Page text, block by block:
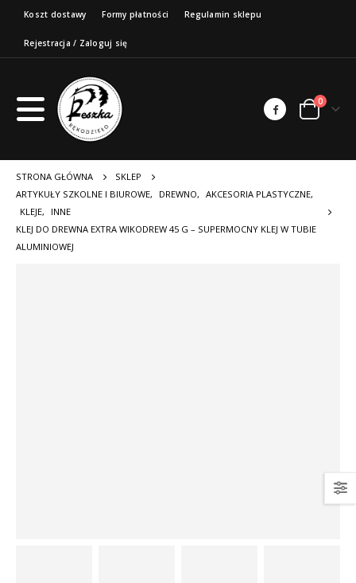
Koszt dostawy Formy płatności Regulamin sklepu
Rejestracja / Zaloguj się
0
STRONA GŁÓWNA
SKLEP
ARTYKUŁY SZKOLNE I BIUROWE, DREWNO, AKCESORIA PLASTYCZNE,
KLEJE,
INNE
KLEJ DO DREWNA EXTRA WIKODREW 45 G – SUPERMOCNY KLEJ W TUBIE
ALUMINIOWEJ